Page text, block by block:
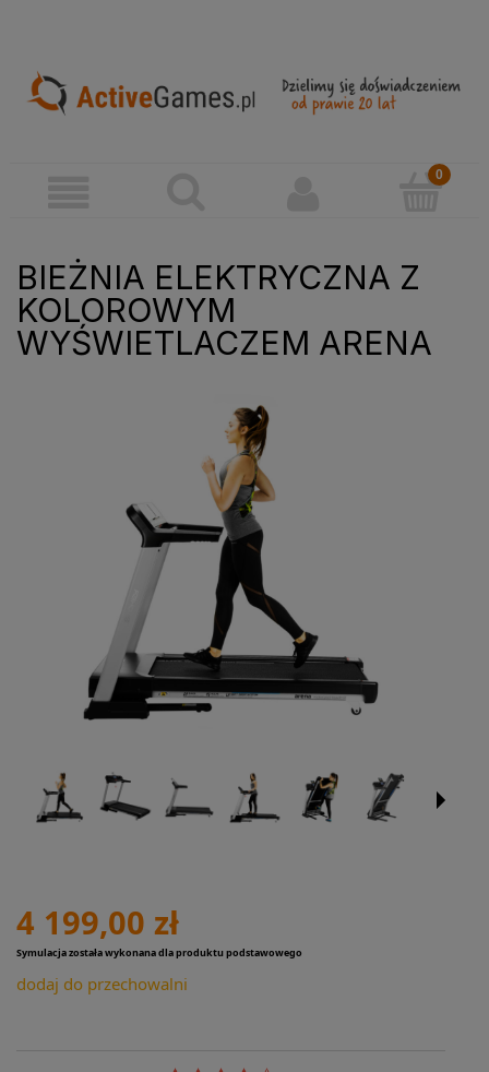
BIEŻNIA ELEKTRYCZNA Z
KOLOROWYM
WYŚWIETLACZEM ARENA
4 199,00 zł
Symulacja została wykonana dla produktu podstawowego
dodaj do przechowalni